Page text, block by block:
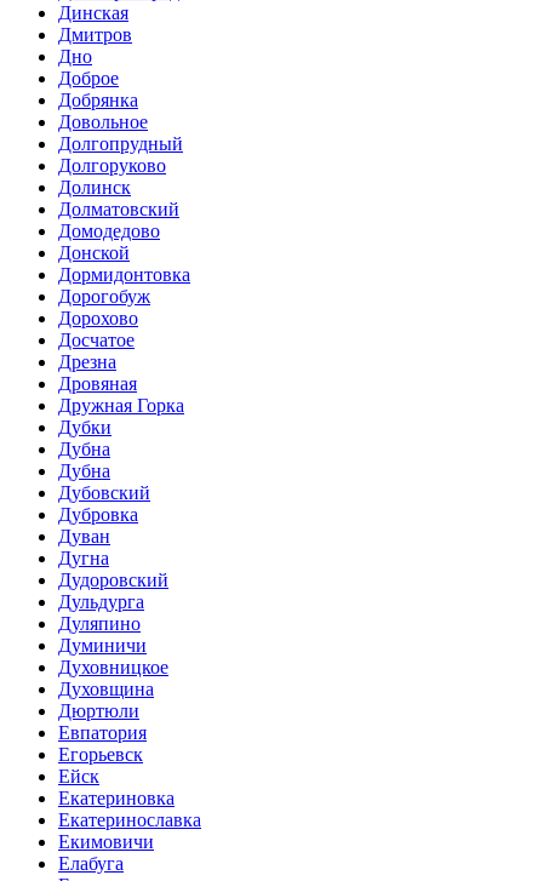
Динская
Дмитров
Дно
Доброе
Добрянка
Довольное
Долгопрудный
Долгоруково
Долинск
Долматовский
Домодедово
Донской
Дормидонтовка
Дорогобуж
Дорохово
Досчатое
Дрезна
Дровяная
Дружная Горка
Дубки
Дубна
Дубна
Дубовский
Дубровка
Дуван
Дугна
Дудоровский
Дульдурга
Дуляпино
Думиничи
Духовницкое
Духовщина
Дюртюли
Евпатория
Егорьевск
Ейск
Екатериновка
Екатеринославка
Екимовичи
Елабуга